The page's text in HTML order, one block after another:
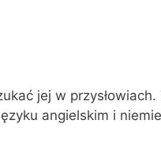
jej w
angielskim i